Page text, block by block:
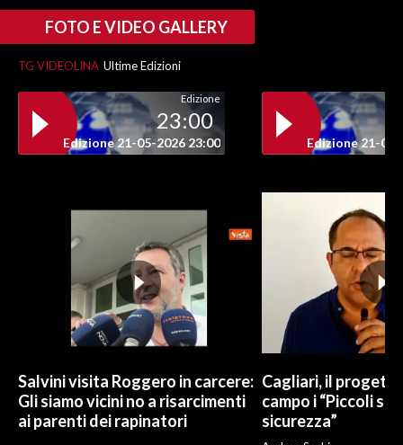
FOTO E VIDEO GALLERY
TG VIDEOLINA Ultime Edizioni
Edizione
23:00
Edizione 21-05-2026 23:00 Edizione 21-05-
Salvini visita Roggero in carcere:
Gli siamo vicini no a risarcimenti
ai parenti dei rapinatori
Cagliari, il
campo i “Piccoli
sicurezza”